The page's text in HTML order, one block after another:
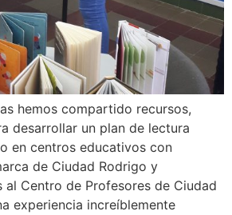
hemos compartido recursos,
desarrollar un plan de lectura
en centros educativos con
de Ciudad Rodrigo y
al Centro de Profesores de Ciudad
experiencia increíblemente